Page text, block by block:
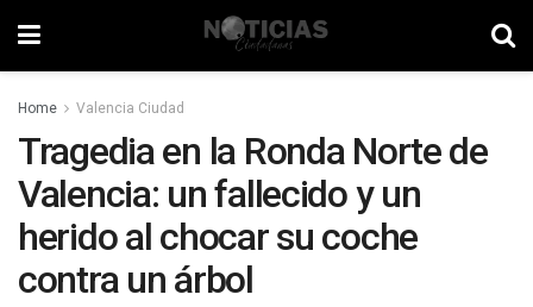
Home Valencia Ciudad
Tragedia en la Ronda Norte de
Valencia: un fallecido y un
herido al chocar su coche
contra un árbol